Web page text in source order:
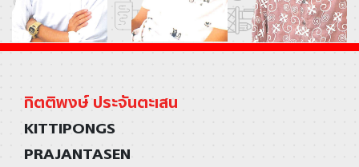
กิตติพงษ์ ประจันตะเสน
KITTIPONGS
PRAJANTASEN